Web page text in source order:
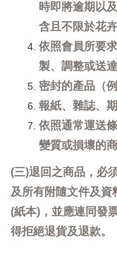
時即將逾期以
含且不限於花
依照會員所要
製、調整或送達
密封的產品（
報紙、雜誌、
依照通常運送
變質或損壞的商
(三)退回之商品，必
及所有附隨文件及資
(紙本)，並應連同發
得拒絕退貨及退款。